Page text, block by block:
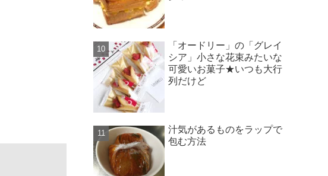
「オードリー」の「グレイ
シア」小さな花束みたいな
可愛いお菓子★いつも大行
列だけど
汁気があるものをラップで
包む方法